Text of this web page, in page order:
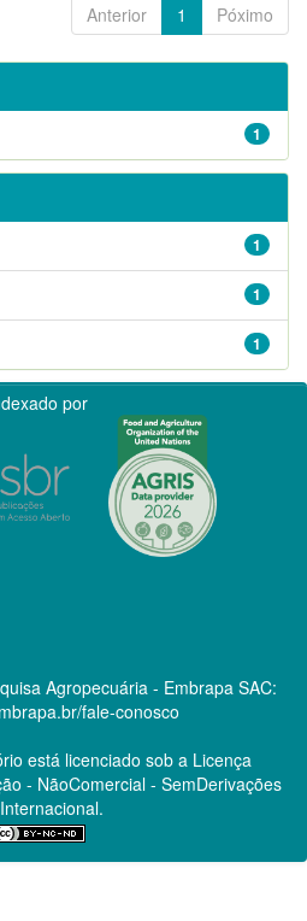
Anterior 1 Póximo
1
1
1
1
por
Agropecuária - Embrapa SAC:
fale-conosco
está licenciado sob a Licença
- NãoComercial - SemDerivações